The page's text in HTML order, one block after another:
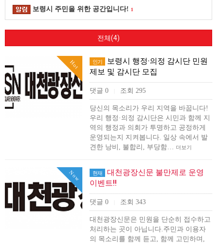
보령시 주민을 위한 공간입니다! 1
전체(4)
Hot 인기
보령시 행정·의정 감시단 민원
제보 및 감시단 모집
댓글 0 조회 295
당신의 목소리가 우리 지역을 바꿉니다!
우리 행정·의정 감시단은 시민과 함께 지
역의 행정과 의회가 투명하고 공정하게
운영되는지 지켜봅니다. 일상 속에서 발
견한 낭비, 불합리, 부당함…
더보기
Now 현재
대천광장신문 불만제로 운영
이벤트!!
댓글 0 조회 343
대천광장신문은 민원을 단순히 접수하고
처리하는 곳이 아닙니다.주민과 이용자
의 목소리를 함께 듣고, 함께 고민하며,